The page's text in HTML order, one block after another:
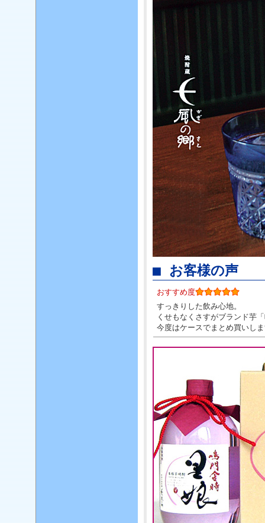
■ お客様の声
おすすめ度
すっきりした飲み心地。
くせもなくさすがブランド芋
今度はケースでまとめ買いし